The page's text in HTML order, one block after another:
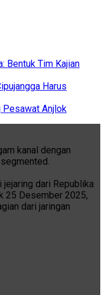
Bentuk Tim Kajian
Harus
Pesawat Anjlok
kanal dengan
dari Republika
25 Desember 2025,
dari jaringan